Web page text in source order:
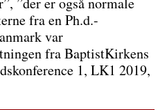
fra en Ph.d.-
var
fra BaptistKirkens
1, LK1 2019,